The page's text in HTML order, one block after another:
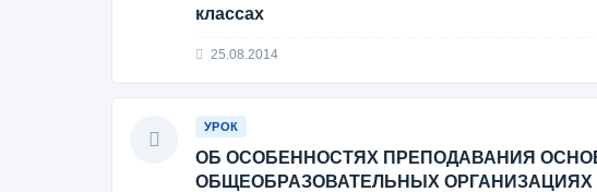
классах
25.08.2014
УРОК
ОБ ОСОБЕННОСТЯХ ПРЕПОДАВАНИЯ
ОБЩЕОБРАЗОВАТЕЛЬНЫХ